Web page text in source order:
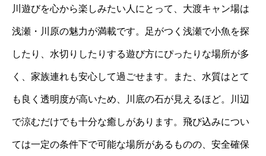
川遊びを心から楽しみたい人にとって、大渡キャン場は
浅瀬・川原の魅力が満載です。足がつく浅瀬で小魚を探
したり、水切りしたりする遊び方にぴったりな場所が多
く、家族連れも安心して過ごせます。また、水質はとて
も良く透明度が高いため、川底の石が見えるほど。川辺
で涼むだけでも十分な癒しがあります。飛び込みについ
ては一定の条件下で可能な場所があるものの、安全確保